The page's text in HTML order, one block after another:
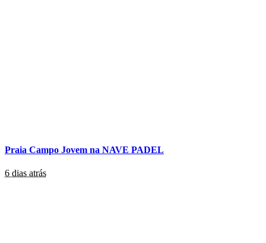
Praia Campo Jovem na NAVE PADEL
6 dias atrás